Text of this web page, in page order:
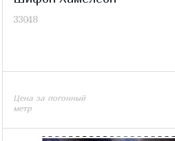
33048
Цена за погонный
метр